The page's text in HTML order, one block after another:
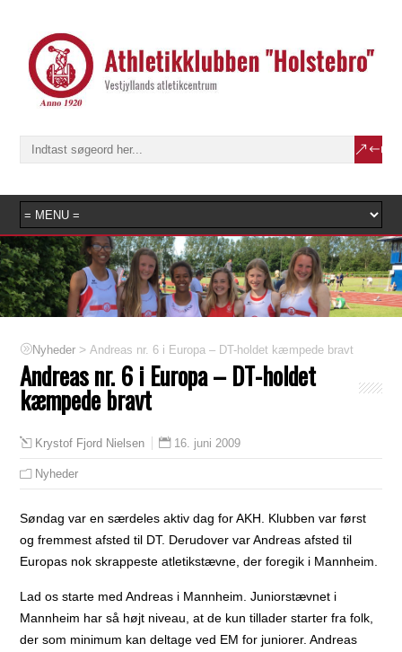
Nyheder >Andreas nr. 6 i Europa – DT-holdet kæmpede bravt
Andreas nr. 6 i Europa – DT-holdet
kæmpede bravt
Krystof Fjord Nielsen 16. juni 2009
Nyheder
Søndag var en særdeles aktiv dag for AKH. Klubben var først
og fremmest afsted til DT. Derudover var Andreas afsted til
Europas nok skrappeste atletikstævne, der foregik i Mannheim.
Lad os starte med Andreas i Mannheim. Juniorstævnet i
Mannheim har så højt niveau, at de kun tillader starter fra folk,
der som minimum kan deltage ved EM for juniorer. Andreas